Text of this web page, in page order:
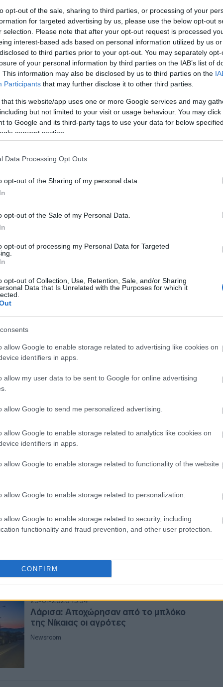
opt-out of the sale, sharing to third parties, or processing of your
for targeted advertising by us, please use the below opt-out
selection. Please note that after your opt-out request is processed
interest-based ads based on personal information utilized by us
to third parties prior to your opt-out. You may separately
of your personal information by third parties on the IAB’s list of
This information may also be disclosed by us to third parties on the
Participants that may further disclose it to other third parties.
that this website/app uses one or more Google services and may
but not limited to your visit or usage behaviour. You may
to Google and its third-party tags to use your data for below
consent section.
Data Processing Opt Outs
opt-out of the Sharing of my personal data.
opt-out of the Sale of my Personal Data.
opt-out of processing my Personal Data for Targeted
opt-out of Collection, Use, Retention, Sale, and/or Sharing
Data that Is Unrelated with the Purposes for which it
allow Google to enable storage related to advertising like cookies on
identifiers in apps.
allow my user data to be sent to Google for online advertising
allow Google to send me personalized advertising.
allow Google to enable storage related to analytics like cookies on
identifiers in apps.
allow Google to enable storage related to functionality of the website
allow Google to enable storage related to personalization.
allow Google to enable storage related to security, including
functionality and fraud prevention, and other user protection.
CONFIRM
05-05-2026 17:08
Γολγοθάς η μεταβίβαση ακινήτου:
Έως 213 ημέρες στη Θεσσαλονίκη -
Πόσο θέλει η έκδοση άδειας
01-04-2026 07:44
Τέμπη: Απορρίφθηκε το αίτημα για
επόμενη συνεδρίαση
31-03-2026 20:02
Newsroom
17-02-2026 19:47
Λάρισα: Ορίστηκε η σύνθεση του
δικαστηρίου για την τραγωδία των
Newsroom
Τέμπη: Οριστικά στη Λάρισα η
Newsroom
23-01-2026 13:34
Λάρισα: Αποχώρησαν από το μπλόκο
της Νίκαιας οι αγρότες
Newsroom
19:56
19:55
19:35
19:22
18:54
18:47